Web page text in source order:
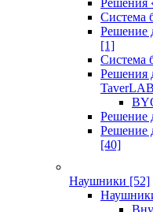
Решения
Система
Решение
[1]
Система
Решения
TaverLAB
Решение
Решение
[40]
Наушники [52]